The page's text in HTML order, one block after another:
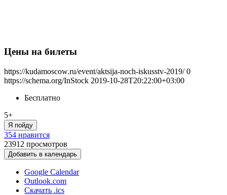
Цены на билеты
https://kudamoscow.ru/event/aktsija-noch-iskusstv-2019/ 0
https://schema.org/InStock 2019-10-28T20:22:00+03:00
Бесплатно
5+
Я пойду
354 нравится
23912 просмотров
Добавить в календарь
Google Calendar
Outlook.com
Скачать .ics